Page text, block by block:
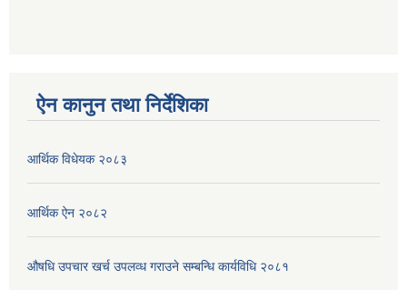
ऐन कानुन तथा निर्देशिका
आर्थिक विधेयक २०८३
आर्थिक ऐन २०८२
औषधि उपचार खर्च उपलव्ध गराउने सम्बन्धि कार्यविधि २०८१